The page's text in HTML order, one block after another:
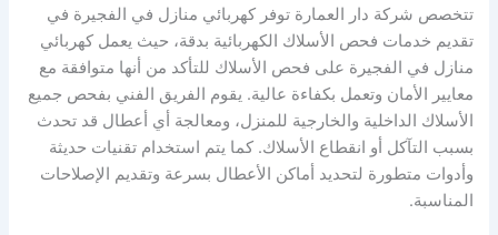
تتخصص شركة دار العمارة توفر كهربائي منازل في الفجيرة في
تقديم خدمات فحص الأسلاك الكهربائية بدقة، حيث يعمل كهربائي
منازل في الفجيرة على فحص الأسلاك للتأكد من أنها متوافقة مع
معايير الأمان وتعمل بكفاءة عالية. يقوم الفريق الفني بفحص جميع
الأسلاك الداخلية والخارجية للمنزل، ومعالجة أي أعطال قد تحدث
بسبب التآكل أو انقطاع الأسلاك. كما يتم استخدام تقنيات حديثة
وأدوات متطورة لتحديد أماكن الأعطال بسرعة وتقديم الإصلاحات
المناسبة.